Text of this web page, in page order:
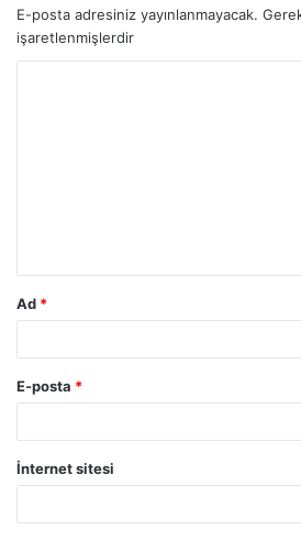
E-posta adresiniz yayınlanmayacak.
işaretlenmişlerdir
Ad *
E-posta *
İnternet sitesi